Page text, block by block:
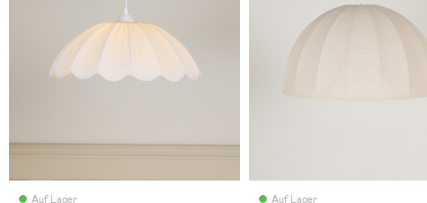
Auf Lager Auf Lager